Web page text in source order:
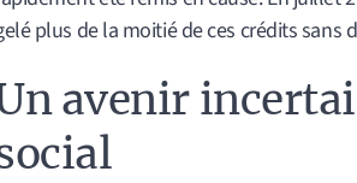
plus de la moitié de ces crédits sans
avenir